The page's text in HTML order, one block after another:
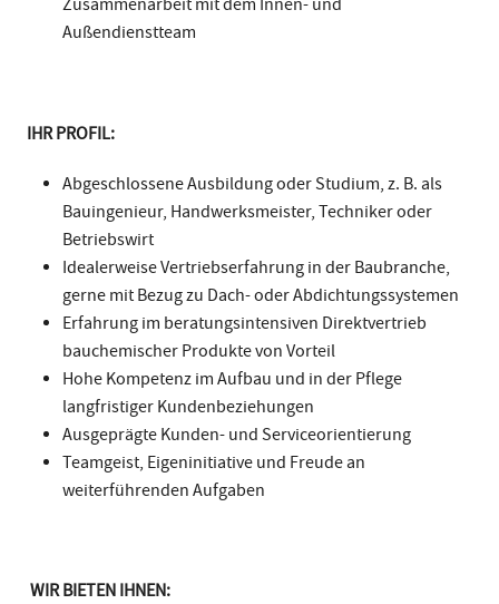
Zusammenarbeit mit dem Innen- und
Außendienstteam
IHR PROFIL:
Abgeschlossene Ausbildung oder Studium, z. B. als
Bauingenieur, Handwerksmeister, Techniker oder
Betriebswirt
Idealerweise Vertriebserfahrung in der Baubranche,
gerne mit Bezug zu Dach- oder Abdichtungssystemen
Erfahrung im beratungsintensiven Direktvertrieb
bauchemischer Produkte von Vorteil
Hohe Kompetenz im Aufbau und in der Pflege
langfristiger Kundenbeziehungen
Ausgeprägte Kunden- und Serviceorientierung
Teamgeist, Eigeninitiative und Freude an
weiterführenden Aufgaben
WIR BIETEN IHNEN: